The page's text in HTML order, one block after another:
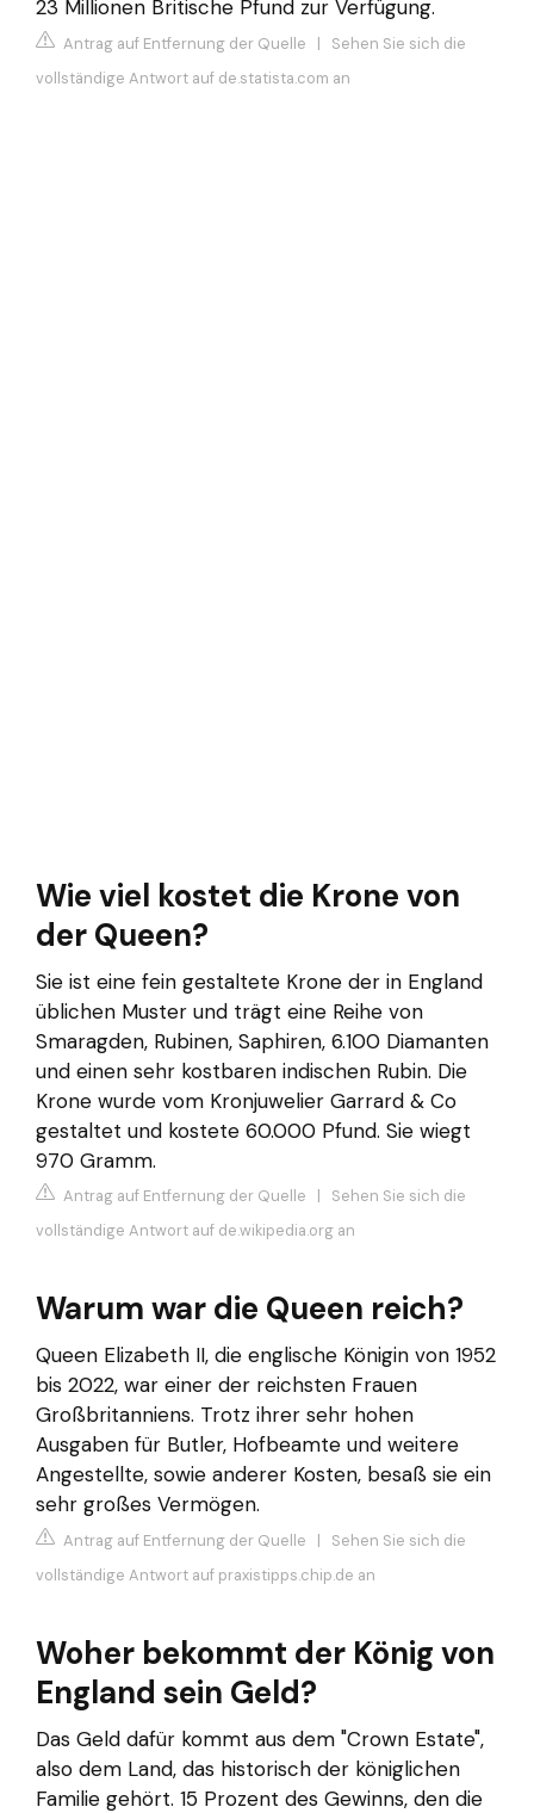
23 Millionen Britische Pfund zur Verfügung.
Antrag auf Entfernung der Quelle | Sehen Sie sich die
vollständige Antwort auf de.statista.com an
Wie viel kostet die Krone von
der Queen?
Sie ist eine fein gestaltete Krone der in England
üblichen Muster und trägt eine Reihe von
Smaragden, Rubinen, Saphiren, 6.100 Diamanten
und einen sehr kostbaren indischen Rubin. Die
Krone wurde vom Kronjuwelier Garrard & Co
gestaltet und kostete 60.000 Pfund. Sie wiegt
970 Gramm.
Antrag auf Entfernung der Quelle | Sehen Sie sich die
vollständige Antwort auf de.wikipedia.org an
Warum war die Queen reich?
Queen Elizabeth II, die englische Königin von 1952
bis 2022, war einer der reichsten Frauen
Großbritanniens. Trotz ihrer sehr hohen
Ausgaben für Butler, Hofbeamte und weitere
Angestellte, sowie anderer Kosten, besaß sie ein
sehr großes Vermögen.
Antrag auf Entfernung der Quelle | Sehen Sie sich die
vollständige Antwort auf praxistipps.chip.de an
Woher bekommt der König von
England sein Geld?
Das Geld dafür kommt aus dem "Crown Estate",
also dem Land, das historisch der königlichen
Familie gehört. 15 Prozent des Gewinns, den die